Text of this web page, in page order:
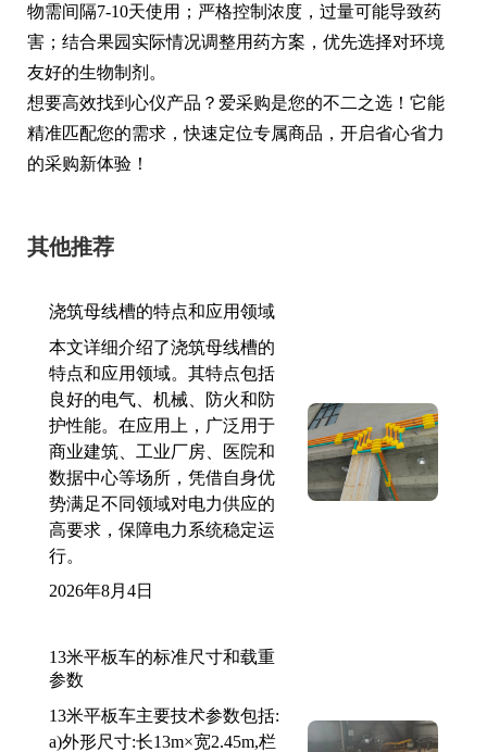
物需间隔7-10天使用；严格控制浓度，过量可能导致药
害；结合果园实际情况调整用药方案，优先选择对环境
友好的生物制剂。
想要高效找到心仪产品？爱采购是您的不二之选！它能
精准匹配您的需求，快速定位专属商品，开启省心省力
的采购新体验！
其他推荐
浇筑母线槽的特点和应用领域
本文详细介绍了浇筑母线槽的
特点和应用领域。其特点包括
良好的电气、机械、防火和防
护性能。在应用上，广泛用于
商业建筑、工业厂房、医院和
数据中心等场所，凭借自身优
势满足不同领域对电力供应的
高要求，保障电力系统稳定运
行。
2026年8月4日
13米平板车的标准尺寸和载重
参数
13米平板车主要技术参数包括:
a)外形尺寸:长13m×宽2.45m,栏